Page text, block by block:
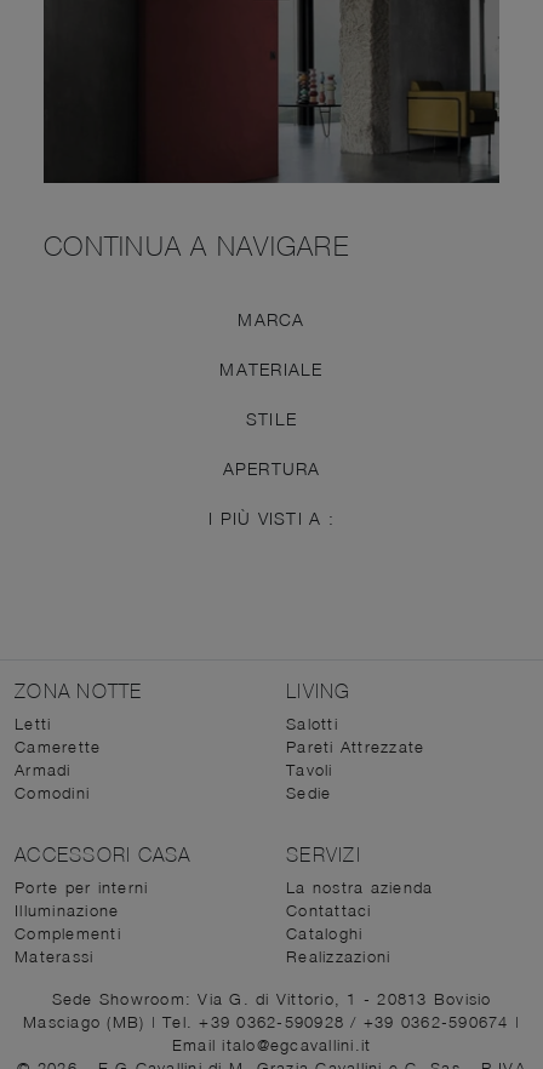
CONTINUA A NAVIGARE
MARCA
MATERIALE
STILE
APERTURA
I PIÙ VISTI A :
ZONA NOTTE
Letti
Camerette
Armadi
Comodini
LIVING
Salotti
Pareti Attrezzate
Tavoli
Sedie
ACCESSORI CASA
Porte per interni
Illuminazione
Complementi
Materassi
SERVIZI
La nostra azienda
Contattaci
Cataloghi
Realizzazioni
Sede Showroom: Via G. di Vittorio, 1 - 20813 Bovisio
Masciago (MB) | Tel. +39 0362-590928/ +39 0362-590674 |
Email italo@egcavallini.it